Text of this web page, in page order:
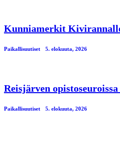
Kunniamerkit
Paikallisuutiset 5. elokuuta, 2026
Reisjärven
Paikallisuutiset 5. elokuuta, 2026